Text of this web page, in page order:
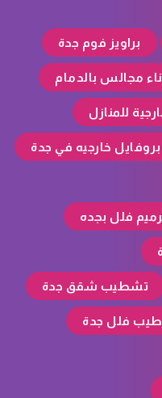
براويز فوم جدة
مجالس بالدمام
للمنازل
بروفايل خارجيه في جدة
فلل بجده
تشطيب شقق جدة
فلل جدة